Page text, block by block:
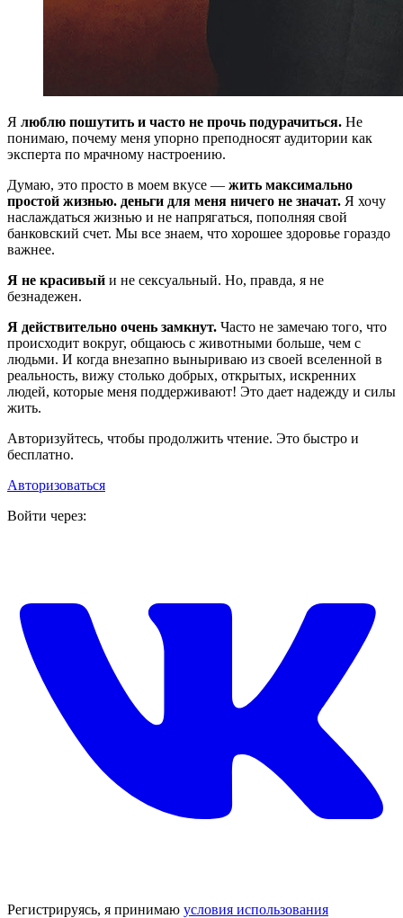
Я люблю пошутить и часто не прочь подурачиться. Не
понимаю, почему меня упорно преподносят аудитории как
эксперта по мрачному настроению.
Думаю, это просто в моем вкусе — жить максимально
простой жизнью. деньги для меня ничего не значат. Я хочу
наслаждаться жизнью и не напрягаться, пополняя свой
банковский счет. Мы все знаем, что хорошее здоровье гораздо
важнее.
Я не красивый и не сексуальный. Но, правда, я не
безнадежен.
Я действительно очень замкнут. Часто не замечаю того, что
происходит вокруг, общаюсь с животными больше, чем с
людьми. И когда внезапно выныриваю из своей вселенной в
реальность, вижу столько добрых, открытых, искренних
людей, которые меня поддерживают! Это дает надежду и силы
жить.
Авторизуйтесь, чтобы продолжить чтение. Это быстро и
бесплатно.
Авторизоваться
Войти через:
Регистрируясь, я принимаю условия использования